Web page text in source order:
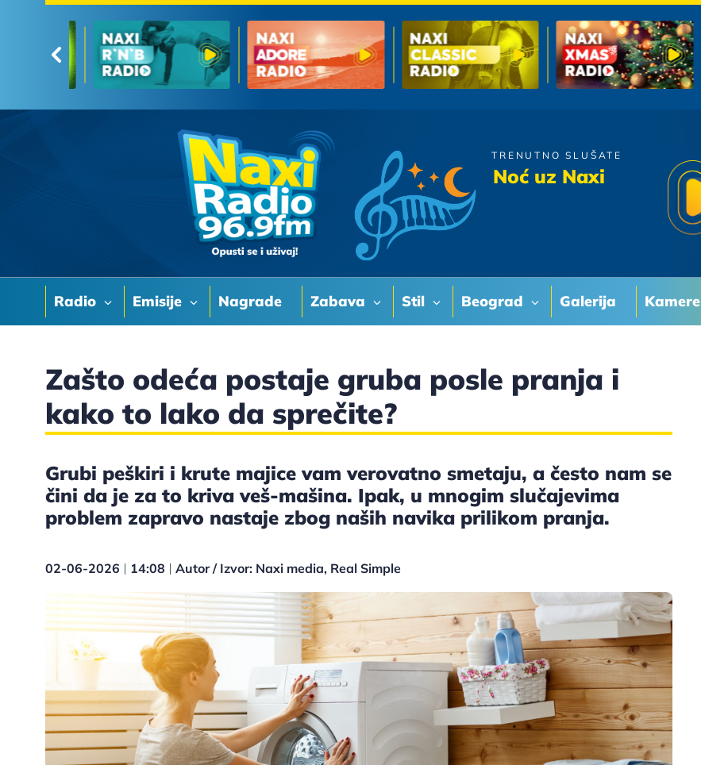
Radio Emisije Nagrade Zabava Stil Beograd Galerija Kamere
TRENUTNO SLUŠATE
Noć uz Naxi
Doris Dragovic
Zašto odeća postaje gruba posle pranja i
kako to lako da sprečite?
Grubi peškiri i krute majice vam verovatno smetaju, a često nam se
čini da je za to kriva veš-mašina. Ipak, u mnogim slučajevima
problem zapravo nastaje zbog naših navika prilikom pranja.
02-06-2026 14:08 Autor / Izvor: Naxi media, Real Simple